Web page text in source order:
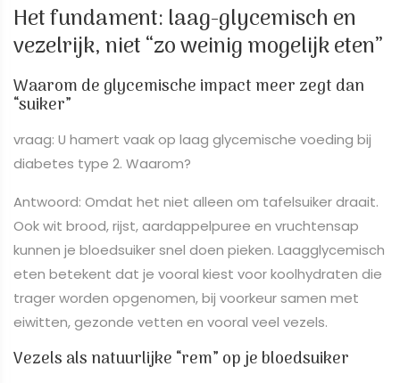
Het fundament: laag-glycemisch en
vezelrijk, niet “zo weinig mogelijk eten”
Waarom de glycemische impact meer zegt dan
“suiker”
vraag: U hamert vaak op laag glycemische voeding bij
diabetes type 2. Waarom?
Antwoord: Omdat het niet alleen om tafelsuiker draait.
Ook wit brood, rijst, aardappelpuree en vruchtensap
kunnen je bloedsuiker snel doen pieken. Laagglycemisch
eten betekent dat je vooral kiest voor koolhydraten die
trager worden opgenomen, bij voorkeur samen met
eiwitten, gezonde vetten en vooral veel vezels.
Vezels als natuurlijke “rem” op je bloedsuiker